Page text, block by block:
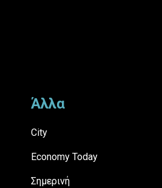
Άλλα
City
Economy Today
Σημερινή